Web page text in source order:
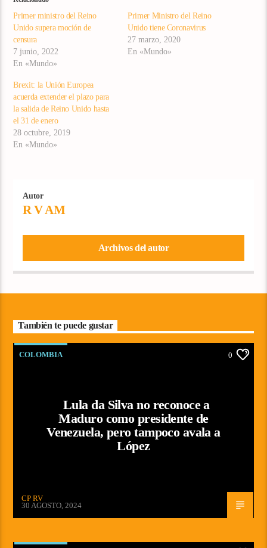
Primer ministro del Reino
Unido supera moción de
censura
7 junio, 2022
En «Mundo»
Primer Ministro del Reino
Unido tiene Coronavirus
27 marzo, 2020
En «Mundo»
Brexit: la Unión Europea
acuerda extender el plazo para
la salida de Reino Unido hasta
el 31 de enero
28 octubre, 2019
En «Mundo»
Autor
R V AM
Archivos del autor
También te puede gustar
COLOMBIA 0
Lula da Silva no reconoce a
Maduro como presidente de
Venezuela, pero tampoco avala a
López
CP RV
30 AGOSTO, 2024